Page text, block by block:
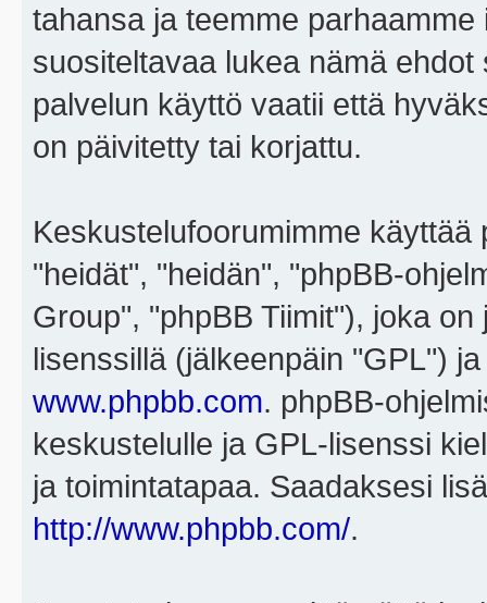
tahansa ja teemme
suositeltavaa lukea nämä
palvelun käyttö vaatii että
on päivitetty tai korjattu.
Keskustelufoorumimme
"heidät", "heidän", "phpBB-
Group", "phpBB Tiimit"), joka on
lisenssillä (jälkeenpäin "GPL")
www.phpbb.com. phpBB-
keskustelulle ja GPL-lisenssi
ja toimintatapaa. Saadaksesi
http://www.phpbb.com/.